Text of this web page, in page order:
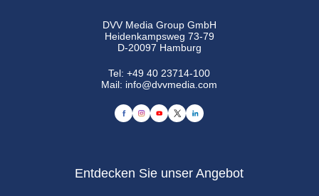
DVV Media Group GmbH
Heidenkampsweg 73-79
D-20097 Hamburg
Tel:+49 40 23714-100
Mail: info@dvvmedia.com
Entdecken Sie unser Angebot